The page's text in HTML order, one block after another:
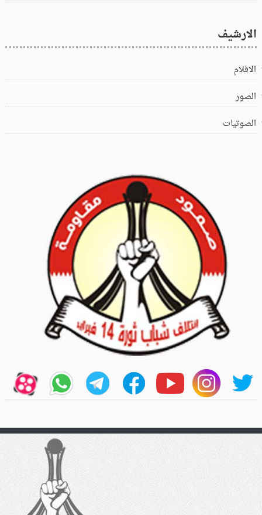
الارشيف
الافلام
الصور
الصوتيات